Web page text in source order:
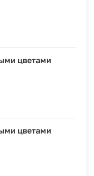
цветами
цветами